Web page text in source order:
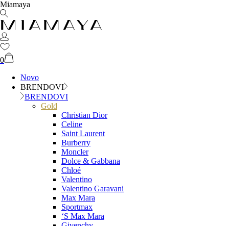
Miamaya
0
Novo
BRENDOVI
BRENDOVI
Gold
Christian Dior
Celine
Saint Laurent
Burberry
Moncler
Dolce & Gabbana
Chloé
Valentino
Valentino Garavani
Max Mara
Sportmax
‘S Max Mara